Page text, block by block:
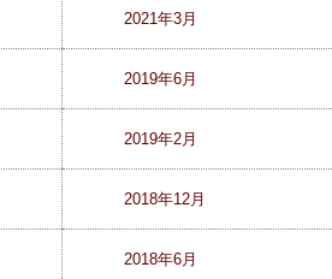
2021年3月
2019年6月
2019年2月
2018年12月
2018年6月